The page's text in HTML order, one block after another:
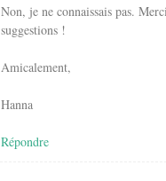
Non, je ne connaissais pas.
suggestions !
Amicalement,
Hanna
Répondre